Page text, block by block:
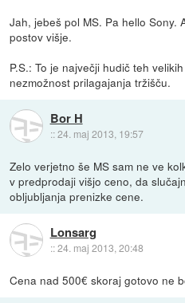
Jah, jebeš pol MS. Pa hello Sony.
postov višje.
P.S.: To je največji hudič teh
nezmožnost prilagajanja tržišču.
Bor H
::24. maj 2013, 19:57
Zelo verjetno še MS sam ne ve
v predprodaji višjo ceno, da
obljubljanja prenizke cene.
Lonsarg
::24. maj 2013, 20:48
Cena nad 500€ skoraj gotovo ne